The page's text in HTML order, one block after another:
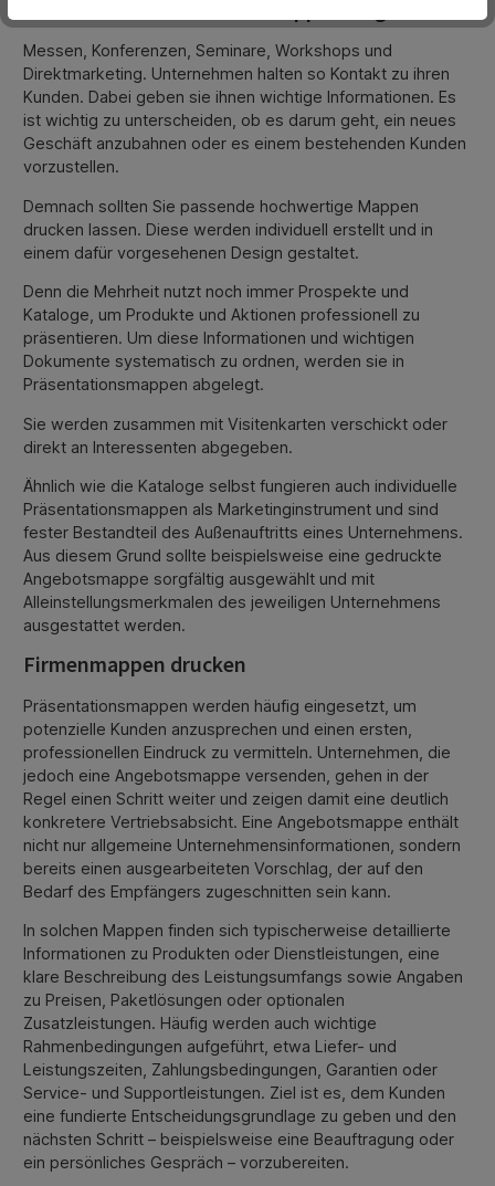
Messen, Konferenzen, Seminare, Workshops und
Direktmarketing. Unternehmen halten so Kontakt zu ihren
Kunden. Dabei geben sie ihnen wichtige Informationen. Es
ist wichtig zu unterscheiden, ob es darum geht, ein neues
Geschäft anzubahnen oder es einem bestehenden Kunden
vorzustellen.
Demnach sollten Sie passende hochwertige Mappen
drucken lassen. Diese werden individuell erstellt und in
einem dafür vorgesehenen Design gestaltet.
Denn die Mehrheit nutzt noch immer Prospekte und
Kataloge, um Produkte und Aktionen professionell zu
präsentieren. Um diese Informationen und wichtigen
Dokumente systematisch zu ordnen, werden sie in
Präsentationsmappen abgelegt.
Sie werden zusammen mit Visitenkarten verschickt oder
direkt an Interessenten abgegeben.
Ähnlich wie die Kataloge selbst fungieren auch individuelle
Präsentationsmappen als Marketinginstrument und sind
fester Bestandteil des Außenauftritts eines Unternehmens.
Aus diesem Grund sollte beispielsweise eine gedruckte
Angebotsmappe sorgfältig ausgewählt und mit
Alleinstellungsmerkmalen des jeweiligen Unternehmens
ausgestattet werden.
Firmenmappen drucken
Präsentationsmappen werden häufig eingesetzt, um
potenzielle Kunden anzusprechen und einen ersten,
professionellen Eindruck zu vermitteln. Unternehmen, die
jedoch eine Angebotsmappe versenden, gehen in der
Regel einen Schritt weiter und zeigen damit eine deutlich
konkretere Vertriebsabsicht. Eine Angebotsmappe enthält
nicht nur allgemeine Unternehmensinformationen, sondern
bereits einen ausgearbeiteten Vorschlag, der auf den
Bedarf des Empfängers zugeschnitten sein kann.
In solchen Mappen finden sich typischerweise detaillierte
Informationen zu Produkten oder Dienstleistungen, eine
klare Beschreibung des Leistungsumfangs sowie Angaben
zu Preisen, Paketlösungen oder optionalen
Zusatzleistungen. Häufig werden auch wichtige
Rahmenbedingungen aufgeführt, etwa Liefer- und
Leistungszeiten, Zahlungsbedingungen, Garantien oder
Service- und Supportleistungen. Ziel ist es, dem Kunden
eine fundierte Entscheidungsgrundlage zu geben und den
nächsten Schritt – beispielsweise eine Beauftragung oder
ein persönliches Gespräch – vorzubereiten.